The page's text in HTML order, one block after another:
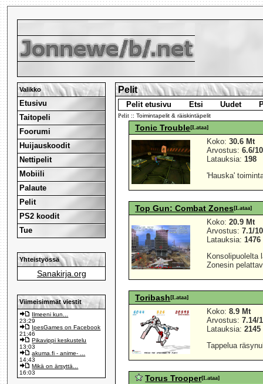
Valikko
Etusivu
Taitopeli
Foorumi
Huijauskoodit
Nettipelit
Mobiili
Palaute
Pelit
PS2 koodit
Tue
Yhteistyössä
Sanakirja.org
Viimeisimmät viestit
Ilmeeni kun...
23:29
IpesGames on Facebook
21:46
Pikavippi keskustelu
13:03
akuma.fi - anime- ...
14:43
Mikä on ärsyttä...
16:03
Pelit
Pelit etusivu Etsi Uudet
Pelit :: Toimintapelit & räiskintäpelit
Tonic Trouble[Lataa]
Koko:30.6 Mt
Arvostus:6.6/10
Latauksia:198
'Hauska'
Top Gun: Combat Zones[Lataa]
Koko:20.9 Mt
Arvostus:7.1/10
Latauksia:1476
Konsolipuolelta
Zonesin
Toribash[Lataa]
Koko:8.9 Mt
Arvostus:7.14/
Latauksia:2145
Tappelua
Torus Trooper[Lataa]